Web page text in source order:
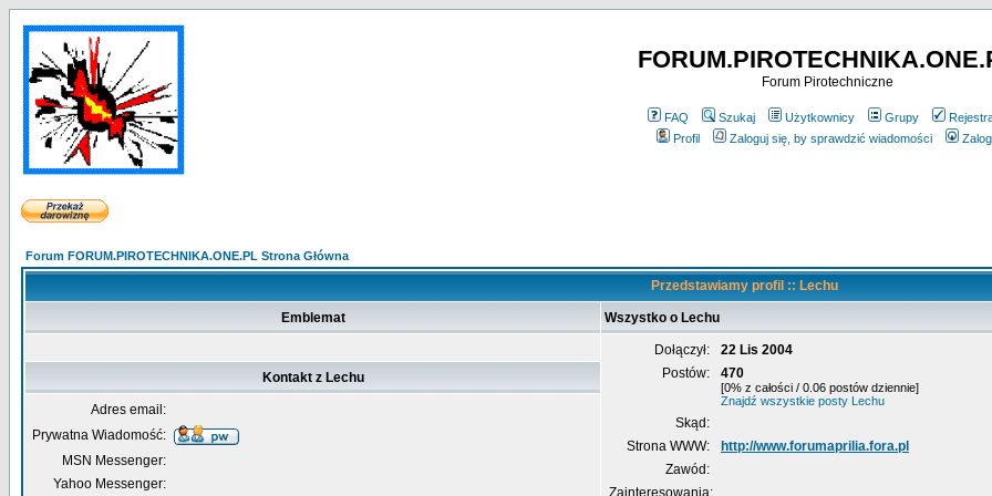
Forum Pirotechniczne
FAQ Szukaj Użytkownicy Grupy
Profil
Zaloguj się, by sprawdzić wiadomości
Forum FORUM.PIROTECHNIKA.ONE.PL Strona Główna
Przedstawiamy profil :: Lechu
Emblemat Wszystko o Lechu
Dołączył:
22 Lis 2004
Postów:
470
[0% z całości / 0.06 postów dziennie]
Znajdź wszystkie posty Lechu
Skąd:
Strona WWW:
http://www.forumaprilia.fora.pl
Zawód:
Zainteresowania:
Kontakt z Lechu
Adres email:
Prywatna Wiadomość:
MSN Messenger:
Yahoo Messenger: